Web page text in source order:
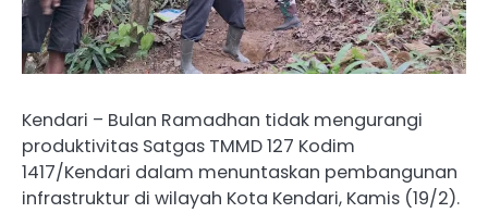
Kendari – Bulan Ramadhan tidak mengurangi
produktivitas Satgas TMMD 127 Kodim
1417/Kendari dalam menuntaskan pembangunan
infrastruktur di wilayah Kota Kendari, Kamis (19/2).